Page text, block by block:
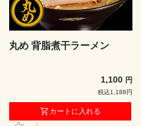
丸め 背脂煮干ラーメン
1,100 円
税込1,188円
カートに入れる